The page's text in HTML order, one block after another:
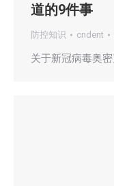
道的9件事
防控知识 cndent
关于新冠病毒奥